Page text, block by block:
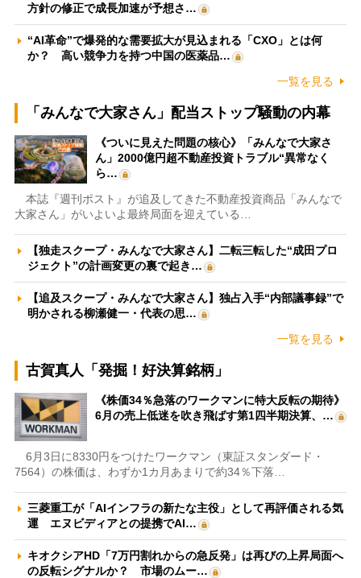
方針の修正で成長加速が予想さ…
“AI革命”で爆発的な需要拡大が見込まれる「CXO」とは何
か？ 高い競争力を持つ中国の医薬品…
一覧を見る
「みんなで大家さん」配当ストップ騒動の内幕
《ついに見えた問題の核心》「みんなで大家さ
ん」2000億円超不動産投資トラブル“異常なく
ら…
本誌『週刊ポスト』が追及してきた不動産投資商品「みんなで
大家さん」がいよいよ最終局面を迎えている…
【独走スクープ・みんなで大家さん】二転三転した“成田プロ
ジェクト”の計画変更の裏で起き…
【追及スクープ・みんなで大家さん】独占入手“内部議事録”で
明かされる柳瀬健一・代表の思…
一覧を見る
古賀真人「発掘！好決算銘柄」
《株価34％急落のワークマンに特大反転の期待》
6月の売上低迷を吹き飛ばす第1四半期決算、…
6月3日に8330円をつけたワークマン（東証スタンダード・
7564）の株価は、わずか1カ月あまりで約34％下落…
三菱重工が「AIインフラの新たな主役」として再評価される気
運 エヌビディアとの提携でAI…
キオクシアHD「7万円割れからの急反発」は再びの上昇局面へ
の反転シグナルか？ 市場のムー…